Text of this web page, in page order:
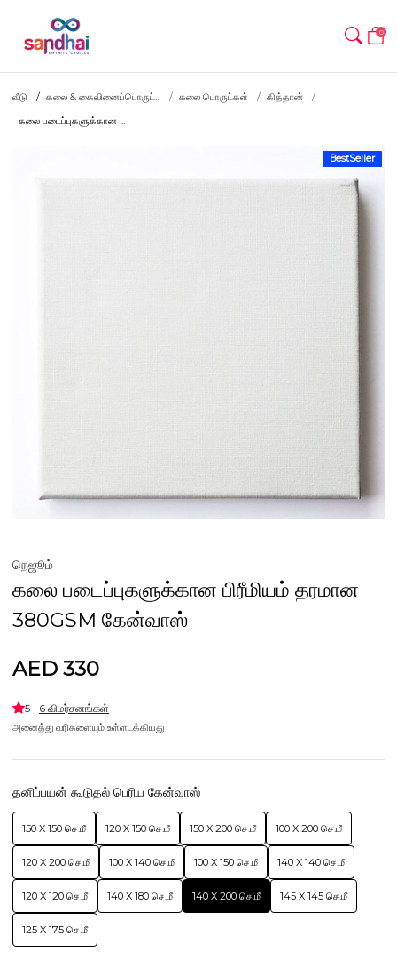
0
வீடு கலை & கைவினைப்பொருட்... கலை பொருட்கள்
கித்தான்
கலை படைப்புகளுக்கான ...
BestSeller
நெஜூம்
கலை படைப்புகளுக்கான பிரீமியம் தரமான
380GSM கேன்வாஸ்
AED 330
5 6 விமர்சனங்கள்
அனைத்து வரிகளையும் உள்ளடக்கியது
தனிப்பயன் கூடுதல் பெரிய கேன்வாஸ்
150 X 150 செ.மீ 120 X 150 செ.மீ 150 X 200 செ.மீ 100 X 200 செ.மீ
120 X 200 செ.மீ 100 X 140 செ.மீ 100 X 150 செ.மீ 140 X 140 செ.மீ
120 X 120 செ.மீ 140 X 180 செ.மீ 140 X 200 செ.மீ 145 X 145 செ.மீ
125 X 175 செ.மீ